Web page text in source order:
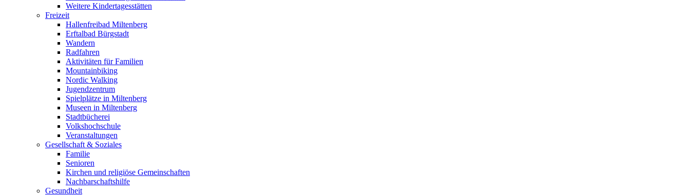
Weitere Kindertagesstätten
Freizeit
Hallenfreibad Miltenberg
Erftalbad Bürgstadt
Wandern
Radfahren
Aktivitäten für Familien
Mountainbiking
Nordic Walking
Jugendzentrum
Spielplätze in Miltenberg
Museen in Miltenberg
Stadtbücherei
Volkshochschule
Veranstaltungen
Gesellschaft & Soziales
Familie
Senioren
Kirchen und religiöse Gemeinschaften
Nachbarschaftshilfe
Gesundheit